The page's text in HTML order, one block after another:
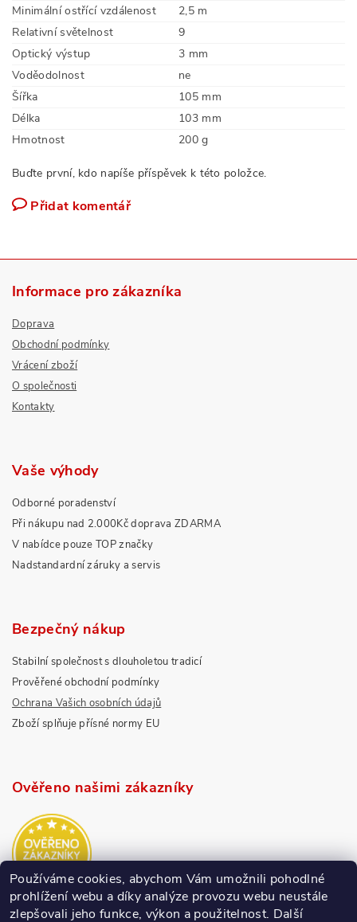
Minimální ostřící vzdálenost
2,5 m
Relativní světelnost
9
Optický výstup
3 mm
Voděodolnost
ne
Šířka
105 mm
Délka
103 mm
Hmotnost
200 g
Buďte první, kdo napíše příspěvek k této položce.
Přidat komentář
Informace pro zákazníka
Doprava
Obchodní podmínky
Vrácení zboží
O společnosti
Kontakty
Vaše výhody
Odborné poradenství
Při nákupu nad 2.000Kč doprava ZDARMA
V nabídce pouze TOP značky
Nadstandardní záruky a servis
Bezpečný nákup
Stabilní společnost s dlouholetou tradicí
Prověřené obchodní podmínky
Ochrana Vašich osobních údajů
Zboží splňuje přísné normy EU
Ověřeno našimi zákazníky
Používáme cookies, abychom Vám umožnili pohodlné
prohlížení webu a díky analýze provozu webu neustále
zlepšovali jeho funkce, výkon a použitelnost. Další